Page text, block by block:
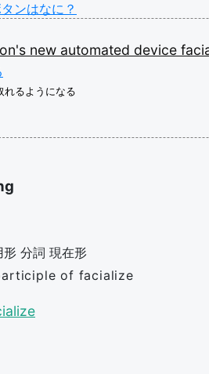
ンはなに？
new automated device
れるようになる
形 分詞 現在形
of facialize